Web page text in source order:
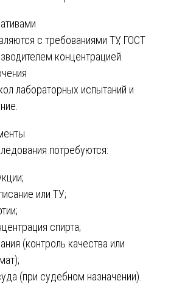
с требованиями ТУ, ГОСТ
концентрацией.
лабораторных испытаний и
потребуются:
или ТУ;
спирта;
(контроль качества или
(при судебном назначении).